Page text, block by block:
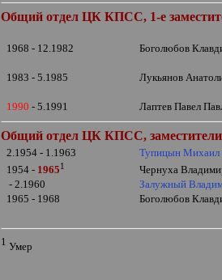
Общий отдел ЦК КПСС, 1-е
1968 - 12.1982 Боголюбов
1983 - 5.1985 Лукьянов
1990 - 5.1991 Лаптев Павел
Общий отдел ЦК КПСС, заместители
2.1954 - 1.1963
Тупицын Михаил
1954 - 19651
Чернуха
- 2.1960
Залужный
1965 - 1968
Боголюбов
1 Умер